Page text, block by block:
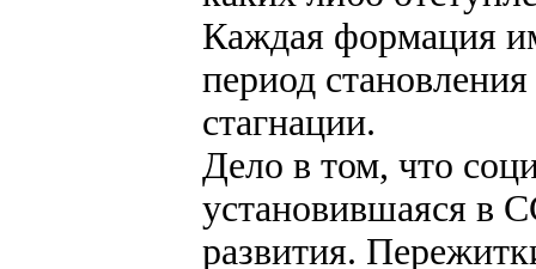
Каждая формация
период
стагнации.
Дело в том, что
установившаяся в
развития.